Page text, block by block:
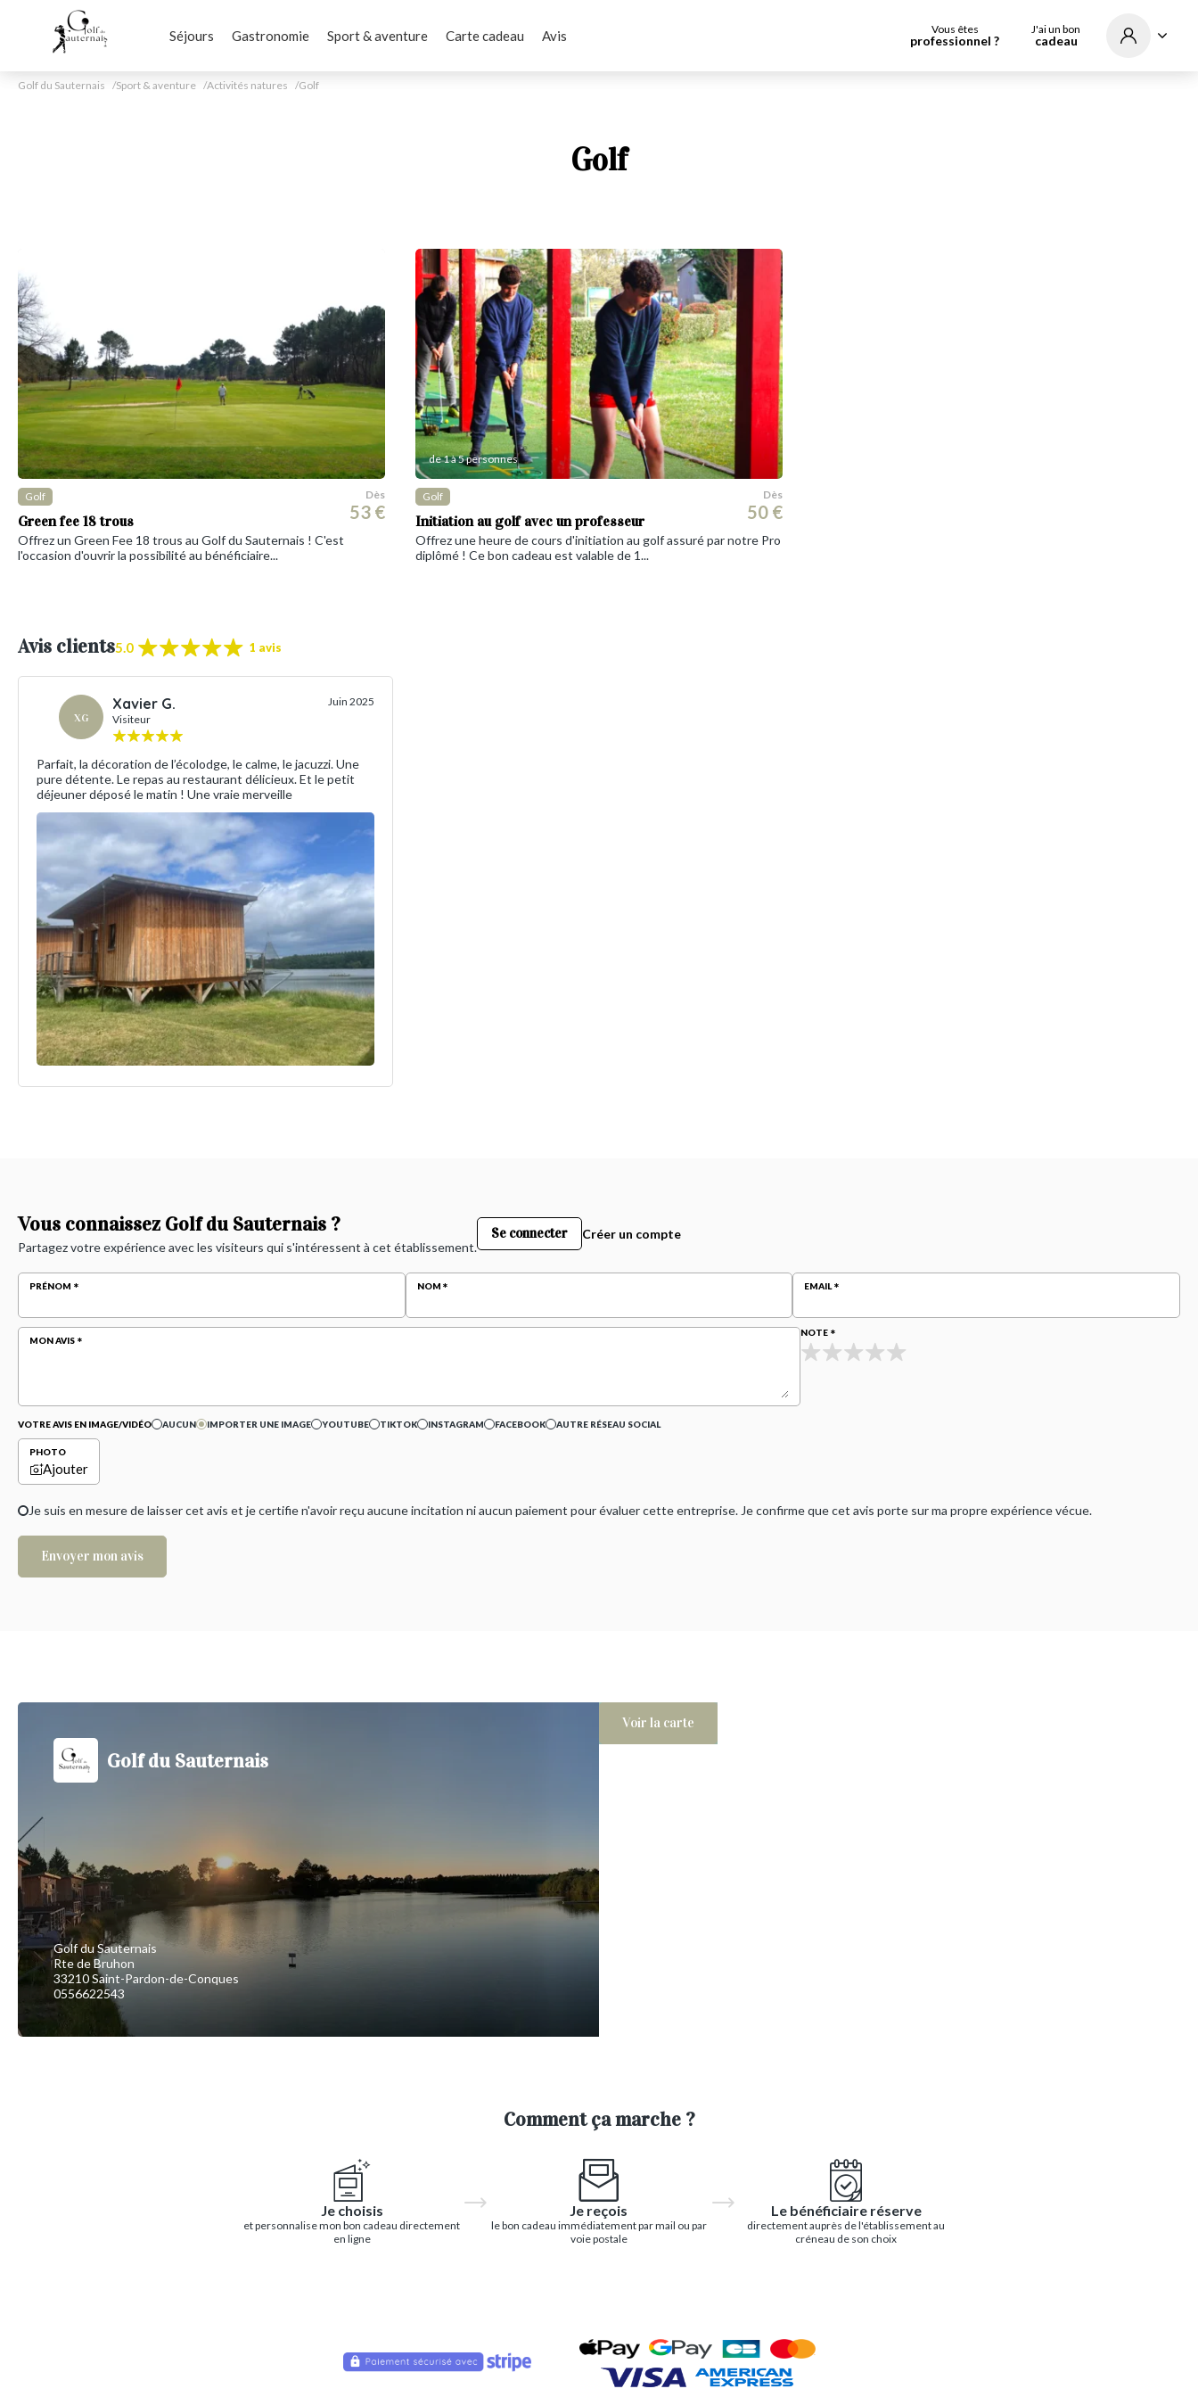
Séjours Gastronomie Sport & aventure Carte cadeau Avis Vous êtes
professionnel ?
J'ai un bon
cadeau
Golf du Sauternais Sport & aventure Activités natures Golf
Golf
Golf
Green fee 18 trous
Dès
53 €
Offrez un Green Fee 18 trous au Golf du Sauternais ! C'est
l'occasion d'ouvrir la possibilité au bénéficiaire...
de 1 à 5 personnes
Golf
Initiation au golf avec un professeur
Dès
50 €
Offrez une heure de cours d'initiation au golf assuré par notre Pro
diplômé ! Ce bon cadeau est valable de 1...
Avis clients5.0 1 avis
XG
Xavier G.
Visiteur
Juin 2025
Parfait, la décoration de l’écolodge, le calme, le jacuzzi. Une
pure détente. Le repas au restaurant délicieux. Et le petit
déjeuner déposé le matin ! Une vraie merveille
Vous connaissez Golf du Sauternais ?
Partagez votre expérience avec les visiteurs qui s'intéressent à cet établissement.
Se connecter Créer un compte
PRÉNOM NOM EMAIL
MON AVIS
NOTE
VOTRE AVIS EN IMAGE/VIDÉO AUCUN IMPORTER UNE IMAGE YOUTUBE TIKTOK INSTAGRAM FACEBOOK AUTRE RÉSEAU SOCIAL
PHOTO
Ajouter
Je suis en mesure de laisser cet avis et je certifie n'avoir reçu aucune incitation ni aucun paiement pour évaluer cette entreprise. Je confirme que cet avis porte sur ma propre expérience vécue.
Envoyer mon avis
Golf du Sauternais
Golf du Sauternais
Rte de Bruhon
33210 Saint-Pardon-de-Conques
0556622543
Voir la carte
Comment ça marche ?
Je choisis
et personnalise mon bon cadeau directement
en ligne
Je reçois
le bon cadeau immédiatement par mail ou par
voie postale
Le bénéficiaire réserve
directement auprès de l'établissement au
créneau de son choix